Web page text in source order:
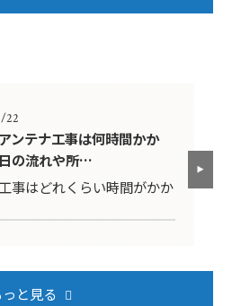
22
ンテナ工事は何時間かか
の流れや所…
事はどれくらい時間がかか
と見る